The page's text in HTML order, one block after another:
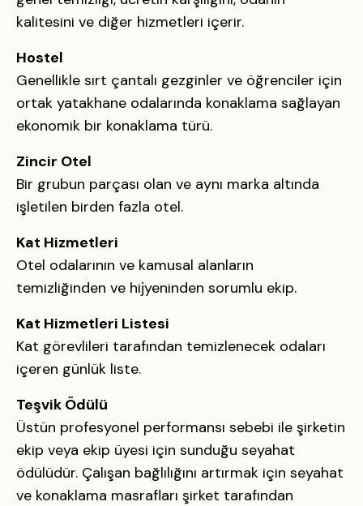
kalitesini ve diğer hizmetleri içerir.
Hostel
Genellikle sırt çantalı gezginler ve öğrenciler için
ortak yatakhane odalarında konaklama sağlayan
ekonomik bir konaklama türü.
Zincir Otel
Bir grubun parçası olan ve aynı marka altında
işletilen birden fazla otel.
Kat Hizmetleri
Otel odalarının ve kamusal alanların
temizliğinden ve hijyeninden sorumlu ekip.
Kat Hizmetleri Listesi
Kat görevlileri tarafından temizlenecek odaları
içeren günlük liste.
Teşvik Ödülü
Üstün profesyonel performansı sebebi ile şirketin
ekip veya ekip üyesi için sunduğu seyahat
ödülüdür. Çalışan bağlılığını artırmak için seyahat
ve konaklama masrafları şirket tarafından